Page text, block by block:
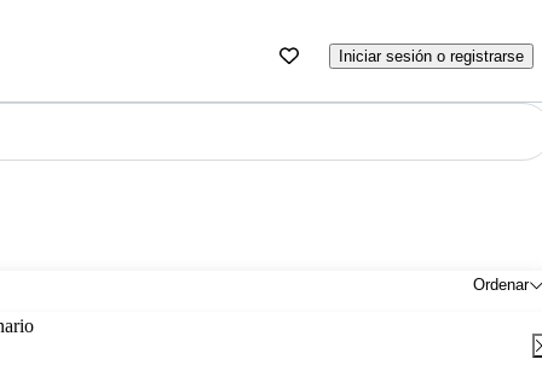
Iniciar sesión o registrarse
Ordenar